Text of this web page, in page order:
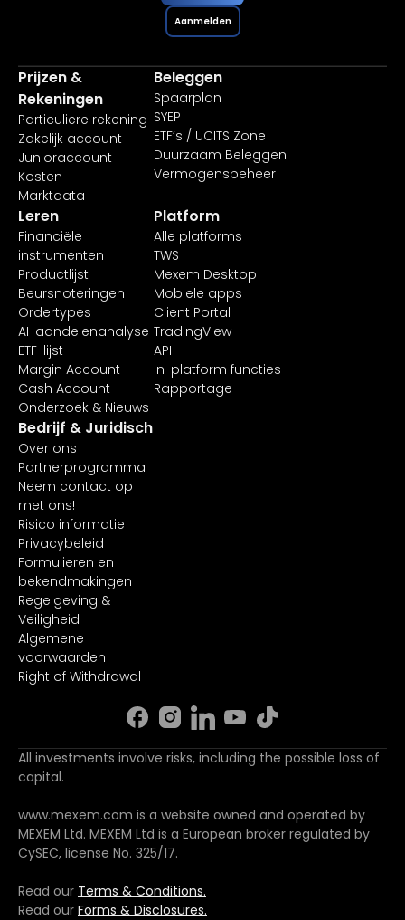
Aanmelden
Prijzen &
Rekeningen
Particuliere rekening
Zakelijk account
Junioraccount
Kosten
Marktdata
Beleggen
Spaarplan
SYEP
ETF’s / UCITS Zone
Duurzaam Beleggen
Vermogensbeheer
Leren
Financiële
instrumenten
Productlijst
Beursnoteringen
Ordertypes
AI-aandelenanalyse
ETF-lijst
Margin Account
Cash Account
Onderzoek & Nieuws
Platform
Alle platforms
TWS
Mexem Desktop
Mobiele apps
Client Portal
TradingView
API
In-platform functies
Rapportage
Bedrijf & Juridisch
Over ons
Partnerprogramma
Neem contact op
met ons!
Risico informatie
Privacybeleid
Formulieren en
bekendmakingen
Regelgeving &
Veiligheid
Algemene
voorwaarden
Right of Withdrawal
All investments involve risks, including the possible loss of
capital.
www.mexem.com is a website owned and operated by
MEXEM Ltd. MEXEM Ltd is a European broker regulated by
CySEC, license No. 325/17.
Read our Terms & Conditions.
Read our Forms & Disclosures.